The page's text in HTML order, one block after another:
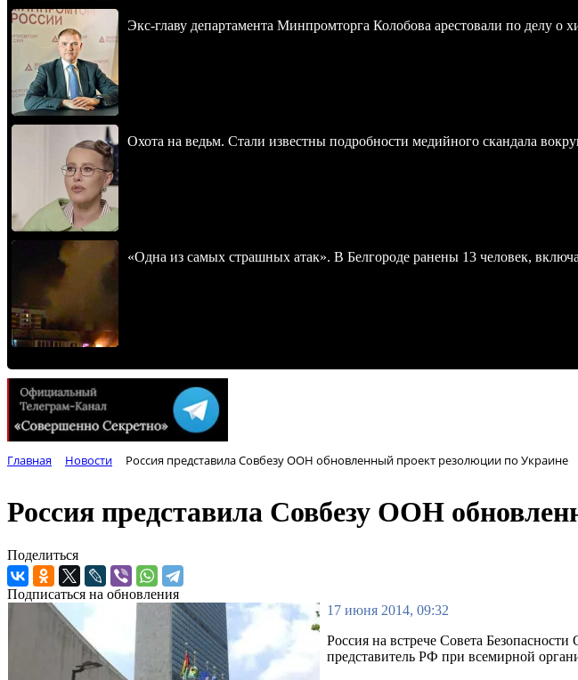
Экс-главу департамента Минпромторга Колобова арестовали по делу о
Охота на ведьм. Стали известны подробности медийного скандала
«Одна из самых страшных атак». В Белгороде ранены 13 человек,
Главная Новости Россия представила Совбезу ООН обновленный проект резолюции по Украине
Россия представила Совбезу ООН
Поделиться
Подписаться на обновления
17 июня 2014, 09:32
Россия на встрече Совета
представитель РФ при всемирной